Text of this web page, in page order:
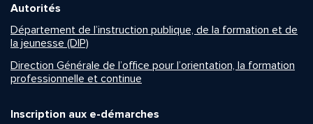
Autorités
Département de l’instruction publique, de la formation et de
la jeunesse (DIP)
Direction Générale de l’office pour l’orientation, la formation
professionnelle et continue
Inscription aux e-démarches